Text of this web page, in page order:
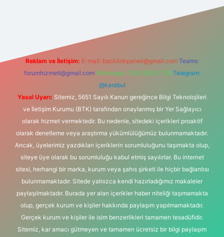
Reklam ve İletişim: E-mail: backlinkpaneli@gmail.com Teams:
forumhizmeti@gmail.com Whatsapp: 0262 606 0 726 Telegram:
@karabul
Yasal Uyarı: Sitemiz, 5651 Sayılı Kanun gereğince Bilgi Teknolojileri
ve İletişim Kurumu (BTK) tarafından onaylanmış bir Yer Sağlayıcı
olarak hizmet vermektedir. Bu nedenle, sitedeki içerikleri proaktif
olarak denetleme veya araştırma yükümlülüğümüz bulunmamaktadır.
Ancak, üyelerimiz yazdıkları içeriklerin sorumluluğunu taşımakta olup,
siteye üye olarak bu sorumluluğu kabul etmiş sayılırlar. Bu internet
sitesi, herhangi bir marka, kurum veya şahıs şirketi ile hiçbir bağlantısı
bulunmamaktadır. Sitede yalnızca kendi hazırladığımız makaleler
paylaşılmaktadır. Burada yer alan içerikler haber niteliği taşımamakta
olup, gerçek kurum ve kişiler hakkında paylaşım yapılmamaktadır.
Gerçek kurum ve kişiler ile isim benzerlikleri tamamen tesadüfidir.
Sitemiz, kar amacı gütmeyen ve tamamen ücretsiz bir bilgi paylaşım